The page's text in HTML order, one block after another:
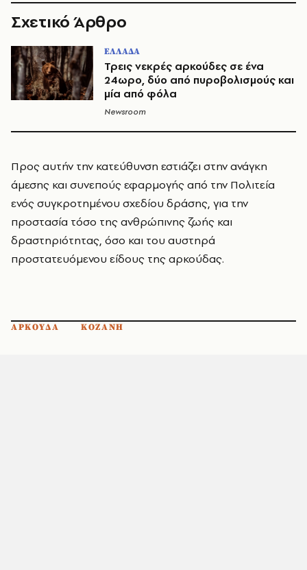
Σχετικό Άρθρο
ΕΛΛΑΔΑ
Τρεις νεκρές αρκούδες σε ένα
24ωρο, δύο από πυροβολισμούς και
μία από φόλα
Newsroom
Προς αυτήν την κατεύθυνση εστιάζει στην ανάγκη
άμεσης και συνεπούς εφαρμογής από την Πολιτεία
ενός συγκροτημένου σχεδίου δράσης, για την
προστασία τόσο της ανθρώπινης ζωής και
δραστηριότητας, όσο και του αυστηρά
προστατευόμενου είδους της αρκούδας.
ΑΡΚΟΥΔΑ ΚΟΖΑΝΗ